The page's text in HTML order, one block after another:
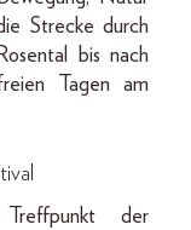
Strecke durch
bis nach
Tagen am
der